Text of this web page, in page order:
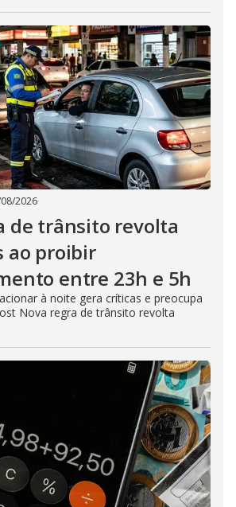
2026
de trânsito revolta
ao proibir
entre 23h e 5h
à noite gera críticas e preocupa
Nova regra de trânsito revolta